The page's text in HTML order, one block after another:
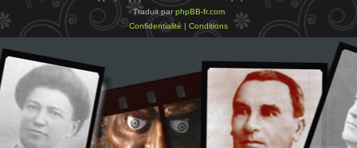
Traduit par phpBB-fr.com
Confidentialité | Conditions